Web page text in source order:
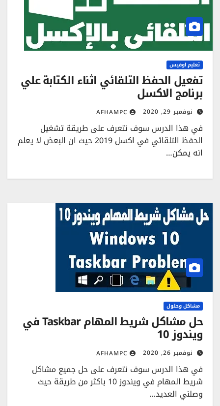
تعليم اوفيس
تفعيل الحفظ التلقائي اثناء الكتابة علي
برنامج الاكسل
نوفمبر 29, 2020 AFHAMPC
في هذا الدرس سوف نتعرف على طريقة تشغيل
الحفظ التلقائي في اكسل 2019 حيث ان البعض لا يعلم
انه يمكن…
مشاكل وحلول
حل مشاكل شريط المهام Taskbar في
ويندوز 10
نوفمبر 26, 2020 AFHAMPC
في هذا الدرس سوف نتعرف على حل جميع مشاكل
شريط المهام في ويندوز 10 باكثر من طريقة حيث
وصلني العديد…